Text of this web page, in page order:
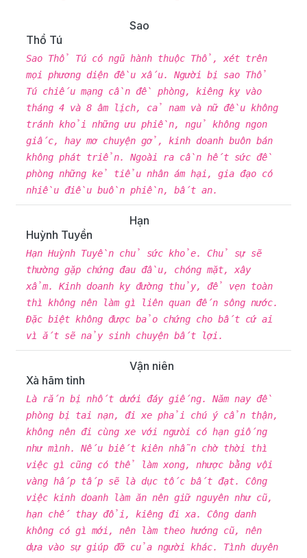
Sao
Thổ Tú
Sao Thổ Tú có ngũ hành thuộc Thổ, xét trên
mọi phương diện đều xấu. Người bị sao Thổ
Tú chiếu mạng cần đề phòng, kiêng kỵ vào
tháng 4 và 8 âm lịch, cả nam và nữ đều không
tránh khỏi những ưu phiền, ngủ không ngon
giấc, hay mơ chuyện gở, kinh doanh buôn bán
không phát triển. Ngoài ra cần hết sức đề
phòng những kẻ tiểu nhân ám hại, gia đạo có
nhiều điều buồn phiền, bất an.
Hạn
Huỳnh Tuyền
Hạn Huỳnh Tuyền chủ sức khỏe. Chủ sự sẽ
thường gặp chứng đau đầu, chóng mặt, xây
xẩm. Kinh doanh kỵ đường thủy, để vẹn toàn
thì không nên làm gì liên quan đến sông nước.
Đặc biệt không được bảo chứng cho bất cứ ai
vì ắt sẽ nảy sinh chuyện bất lợi.
Vận niên
Xà hãm tỉnh
Là rắn bị nhốt dưới đáy giếng. Năm nay đề
phòng bị tai nạn, đi xe phải chú ý cẩn thận,
không nên đi cùng xe với ngưòi có hạn giống
như mình. Nếu biết kiên nhẫn chờ thời thì
việc gì cũng có thể làm xong, nhược bằng vội
vàng hấp tấp sẽ là dục tốc bất đạt. Công
việc kinh doanh làm ăn nên giữ nguyên như cũ,
hạn chế thay đổi, kiêng đi xa. Công danh
không có gì mới, nên làm theo hướng cũ, nên
dựa vào sự giúp đỡ của người khác. Tình duyên